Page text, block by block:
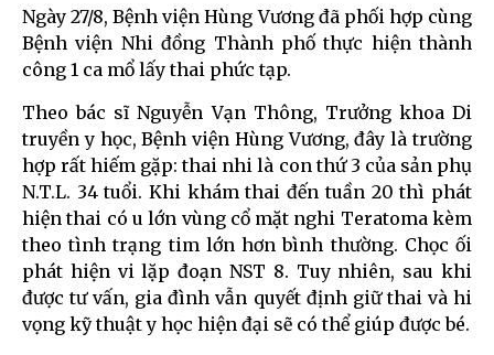
Ngày 27/8, Bệnh viện Hùng Vương đã phối hợp cùng
Bệnh viện Nhi đồng Thành phố thực hiện thành
công 1 ca mổ lấy thai phức tạp.
Theo bác sĩ Nguyễn Vạn Thông, Trưởng khoa Di
truyền y học, Bệnh viện Hùng Vương, đây là trường
hợp rất hiếm gặp: thai nhi là con thứ 3 của sản phụ
N.T.L. 34 tuổi. Khi khám thai đến tuần 20 thì phát
hiện thai có u lớn vùng cổ mặt nghi Teratoma kèm
theo tình trạng tim lớn hơn bình thường. Chọc ối
phát hiện vi lặp đoạn NST 8. Tuy nhiên, sau khi
được tư vấn, gia đình vẫn quyết định giữ thai và hi
vọng kỹ thuật y học hiện đại sẽ có thể giúp được bé.